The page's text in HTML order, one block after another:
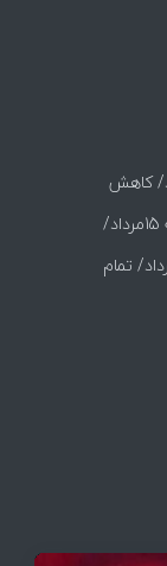
جمعه ۱۶ مرداد/ کاهش
قیمت طلا، دلار و سکه امروز پنجشنبه 15مرداد/
سکه امروز پنجشنبه 15مرداد/ تمام